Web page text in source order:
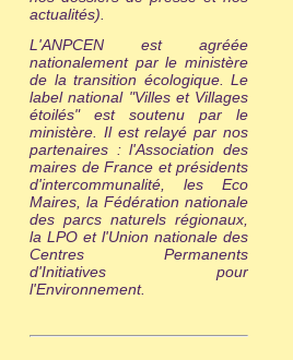
actualités).
L'ANPCEN est agréée
nationalement par le ministère
de la transition écologique. Le
label national "Villes et Villages
étoilés" est soutenu par le
ministère. Il est relayé par nos
partenaires : l'Association des
maires de France et présidents
d'intercommunalité, les Eco
Maires, la Fédération nationale
des parcs naturels régionaux,
la LPO et l'Union nationale des
Centres Permanents
d'Initiatives pour
l'Environnement.